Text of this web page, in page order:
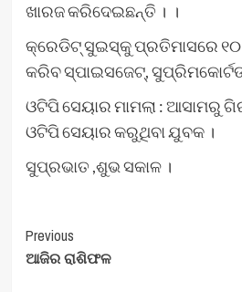
ଖାରଜ କରିଦେଇଛନ୍ତି । ।
କ୍ରେଡିଟ୍‌ ସୁଇସ୍‌କୁ ପ୍ରତିମାସରେ
କରିବ ସ୍ପାଇସଜେଟ୍‌,
ଓଟିପି ସେୟାର ମାମଲା : ଆସାମରୁ
ଓଟିପି ସେୟାର କରୁଥିବା ଯୁବକ ।
ସୁପ୍ରଭାତ ,ଶୁଭ ସକାଳ ।
Post
Navigation
Previous
ଆଜିର ରାଶିଫଳ